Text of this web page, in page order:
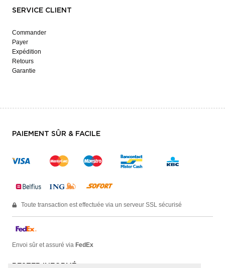
SERVICE CLIENT
Commander
Payer
Expédition
Retours
Garantie
PAIEMENT SÛR & FACILE
Toute transaction est effectuée via un serveur SSL sécurisé
Envoi sûr et assuré via FedEx
RESTER INFORMÉ